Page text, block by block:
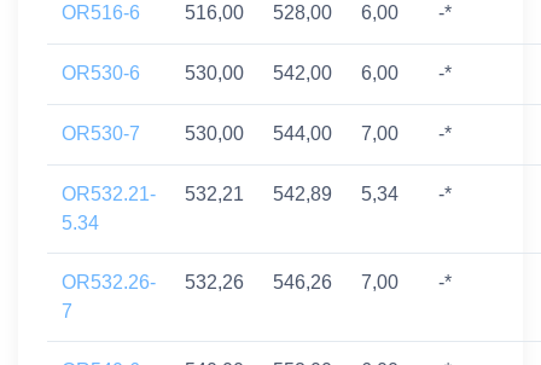
OR516-6 516,00 528,00 6,00 -*
OR530-6 530,00 542,00 6,00 -*
OR530-7 530,00 544,00 7,00 -*
OR532.21-
5.34
532,21 542,89 5,34 -*
OR532.26-
7
532,26 546,26 7,00 -*